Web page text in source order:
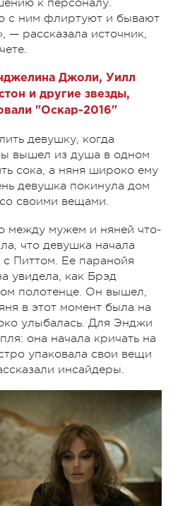
к персоналу.
с ним флиртуют и бывают
рассказала источник,
Джоли, Уилл
и другие звезды,
"Оскар-2016"
девушку, когда
вышел из душа в одном
сока, а няня широко ему
девушка покинула дом
своими вещами.
между мужем и няней что-
что девушка начала
с Питтом. Ее паранойя
увидела, как Брэд
полотенце. Он вышел,
в этот момент была на
улыбалась. Для Энджи
она начала кричать на
упаковала свои вещи
инсайдеры.